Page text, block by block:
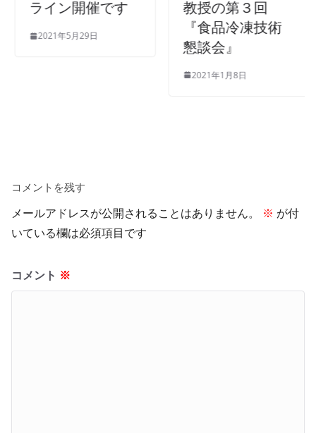
ライン開催です
2021年5月29日
教授の第３回
『食品冷凍技術
懇談会』
2021年1月8日
コメントを残す
メールアドレスが公開されることはありません。 ※ が付
いている欄は必須項目です
コメント ※